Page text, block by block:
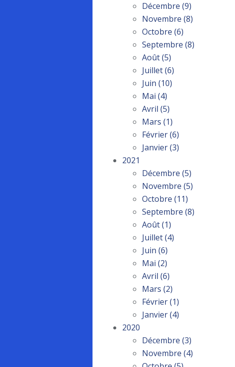
Décembre (9)
Novembre (8)
Octobre (6)
Septembre (8)
Août(5)
Juillet(6)
Juin (10)
Mai (4)
Avril (5)
Mars (1)
Février(6)
Janvier(3)
2021
Décembre (5)
Novembre (5)
Octobre (11)
Septembre (8)
Août(1)
Juillet(4)
Juin (6)
Mai (2)
Avril (6)
Mars (2)
Février(1)
Janvier(4)
2020
Décembre (3)
Novembre (4)